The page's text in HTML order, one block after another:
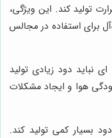
تولید کند. این ویژگی،
برای استفاده در مجالس
نباید دود زیادی تولید
هوا و ایجاد مشکلات
بسیار کمی تولید کند.